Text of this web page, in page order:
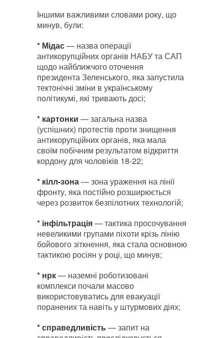
Іншими важливими словами року, що
минув, були:
* Мідас— назва операції
антикорупційних органів НАБУ та САП
щодо найближчого оточення
президента Зеленського, яка запустила
тектонічні зміни в українському
політикумі, які тривають досі;
* картонки — загальна назва
(успішних) протестів проти знищення
антикорупційних органів, яка мала
своїм побічним результатом відкриття
кордону для чоловіків 18-22;
* кілл-зона— зона ураження на лінії
фронту, яка постійно розширюється
через розвиток безпілотних технологій;
* інфільтрація— тактика просочування
невеликими групами піхоти крізь лінію
бойового зіткнення, яка стала основною
тактикою росіян у році, що минув;
* нрк— наземні роботизовані
комплекси почали масово
використовуватись для евакуації
поранених та навіть у штурмових діях;
* справедливість— запит на